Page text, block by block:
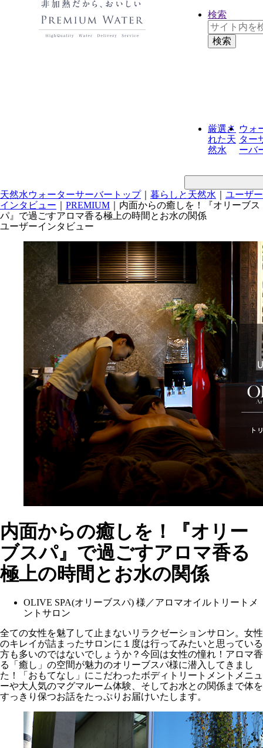
厳選さ
れた天
然水
ウォ
ター
ーバ
検索
天然水ウォーターサーバートップ｜ 暮らしと天然水
ユーザー
インタビュー
PREMIUM
内面からの癒しを！『オリーブス
パ』で過ごすアロマ香る極上の時間とお水の関係
ユーザーインタビュー
内面からの癒しを！『オリー
ブスパ』で過ごすアロマ香る
極上の時間とお水の関係
OLIVE SPA(オリーブスパ) 様／アロマオイルトリートメ
ントサロン
全ての女性を魅了して止まないリラクゼーションサロン。女性
のキレイが詰まったサロンに１度は行ってみたいと思っている
方も多いのではないでしょうか？今回は女性の憧れ！アロマ香
る「癒し」の空間が魅力のオリーブスパ様に潜入してきまし
た！「おもてなし」にこだわったボディトリートメントメニュ
ーや大人気のマグマルーム体験、そしてお水との関係まで体を
すっきり保つお話をたっぷりお届けいたします。